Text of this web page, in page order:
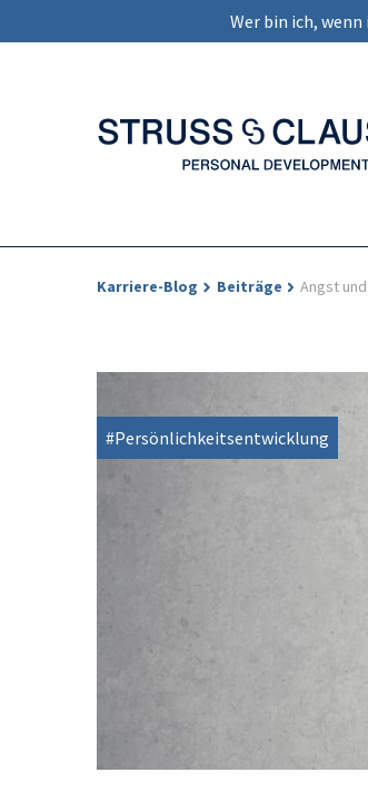
Wer bin ich,
Karriere-Blog Beiträge Angst
#Persönlichkeitsentwicklung